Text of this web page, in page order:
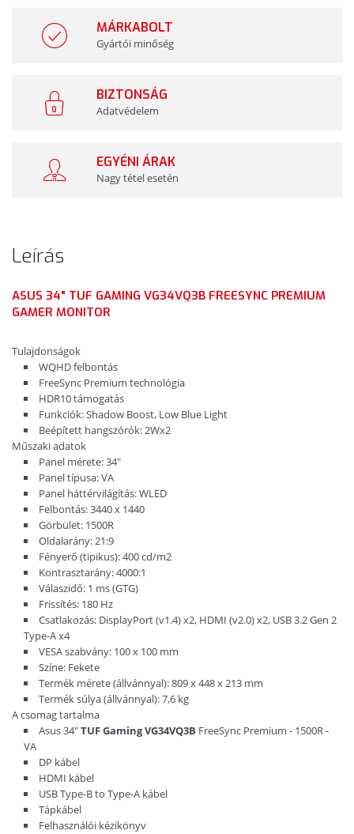
MÁRKABOLT
Gyártói minőség
BIZTONSÁG
Adatvédelem
EGYÉNI ÁRAK
Nagy tétel esetén
Leírás
ASUS 34" TUF GAMING VG34VQ3B FREESYNC PREMIUM
GAMER MONITOR
Tulajdonságok
WQHD felbontás
FreeSync Premium technológia
HDR10 támogatás
Funkciók: Shadow Boost, Low Blue Light
Beépített hangszórók: 2Wx2
Műszaki adatok
Panel mérete: 34"
Panel típusa: VA
Panel háttérvilágítás: WLED
Felbontás: 3440 x 1440
Görbület: 1500R
Oldalarány: 21:9
Fényerő (tipikus): 400 cd/m2
Kontrasztarány: 4000:1
Válaszidő: 1 ms (GTG)
Frissítés: 180 Hz
Csatlakozás: DisplayPort (v1.4) x2, HDMI (v2.0) x2, USB 3.2 Gen 2
Type-A x4
VESA szabvány: 100 x 100 mm
Színe: Fekete
Termék mérete (állvánnyal): 809 x 448 x 213 mm
Termék súlya (állvánnyal): 7,6 kg
A csomag tartalma
Asus 34"TUF Gaming VG34VQ3B FreeSync Premium - 1500R -
VA
DP kábel
HDMI kábel
USB Type-B to Type-A kábel
Tápkábel
Felhasználói kézikönyv